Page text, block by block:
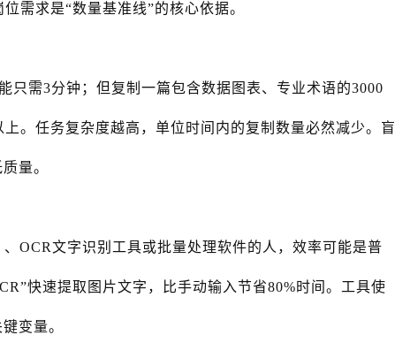
需求是“数量基准线”的核心依据。
只需3分钟；但复制一篇包含数据图表、专业术语的3000
。任务复杂度越高，单位时间内的复制数量必然减少。盲
量。
OCR文字识别工具或批量处理软件的人，效率可能是普
快速提取图片文字，比手动输入节省80%时间。工具使
变量。